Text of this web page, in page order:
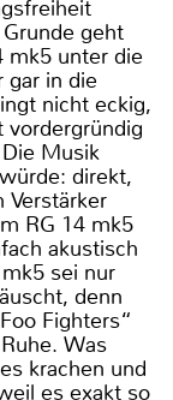
geht
mk5 unter die
gar in die
nicht eckig,
Musik
direkt,
Verstärker
RG 14 mk5
akustisch
sei nur
denn
Fighters“
Was
krachen und
es exakt so